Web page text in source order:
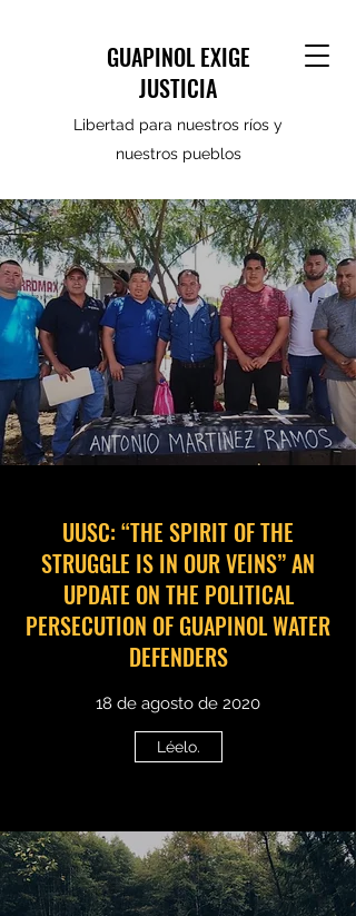
GUAPINOL EXIGE
JUSTICIA
Libertad para nuestros ríos y
nuestros pueblos
UUSC: “THE SPIRIT OF THE
STRUGGLE IS IN OUR VEINS” AN
UPDATE ON THE POLITICAL
PERSECUTION OF GUAPINOL WATER
DEFENDERS
18 de agosto de 2020
Léelo.